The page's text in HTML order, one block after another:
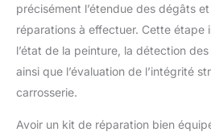
précisément l’étendue des dégâts
réparations à effectuer. Cette étape
l’état de la peinture, la détection
ainsi que l’évaluation de l’intégrité
carrosserie.
Avoir un kit de réparation bien